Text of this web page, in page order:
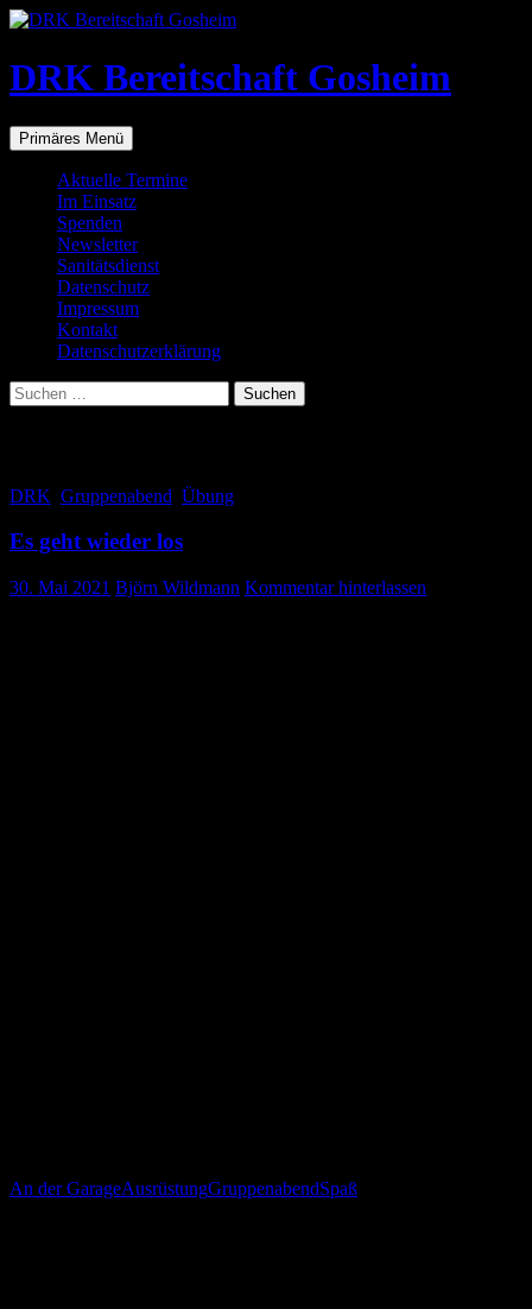
Zum
springen
DRK Bereitschaft Gosheim
Suchen
Primäres Menü
Aktuelle Termine
Im Einsatz
Spenden
Newsletter
Sanitätsdienst
Datenschutz
Impressum
Kontakt
Datenschutzerklärung
Suchen
nach:
DRK Gruppenabend Übung
Es geht wieder los
30. Mai 2021 Björn Wildmann Kommentar hinterlassen
An der GarageAusrüstungGruppenabendSpaß